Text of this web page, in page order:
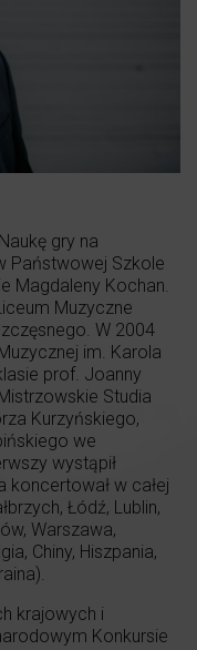
gry na
Państwowej Szkole
Magdaleny Kochan.
Muzyczne
W 2004
im. Karola
prof. Joanny
Studia
Kurzyńskiego,
we
wystąpił
w całej
Łódź, Lublin,
Warszawa,
Chiny, Hiszpania,
krajowych i
Konkursie